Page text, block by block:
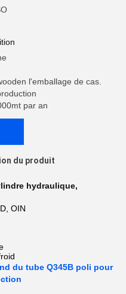
l'emballage de cas.
par an
du produit
hydraulique,
OIN
du tube Q345B poli pour